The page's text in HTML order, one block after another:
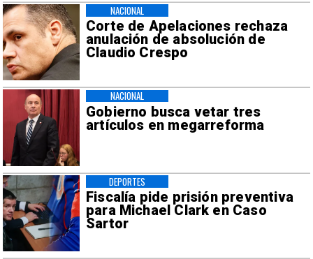
Corte de Apelaciones rechaza
anulación de absolución de
Claudio Crespo
NACIONAL
Gobierno busca vetar tres
artículos en megarreforma
NACIONAL
Fiscalía pide prisión preventiva
para Michael Clark en Caso
Sartor
DEPORTES